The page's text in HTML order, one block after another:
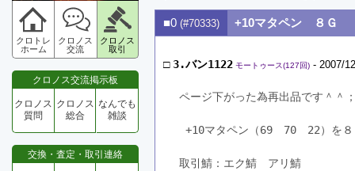
クロトレ
ホーム
クロノス
交流
クロノス
取引
クロノス交流掲示板
クロノス
質問
クロノス
総合
なんでも
雑談
交換・査定・取引連絡
■0 (#70333) +10マタペン ８Ｇ
□3.バン1122 モートゥース(127回) - 2007/
ページ下がった為再出品です＾＾
+10マタペン（69　70　22）を
取引鯖：エク鯖　アリ鯖